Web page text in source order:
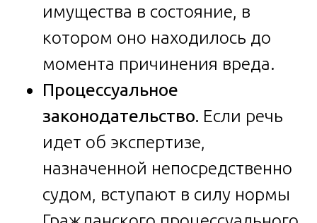
имущества в состояние, в
котором оно находилось до
момента причинения вреда.
Процессуальное
законодательство. Если речь
идет об экспертизе,
назначенной непосредственно
судом, вступают в силу нормы